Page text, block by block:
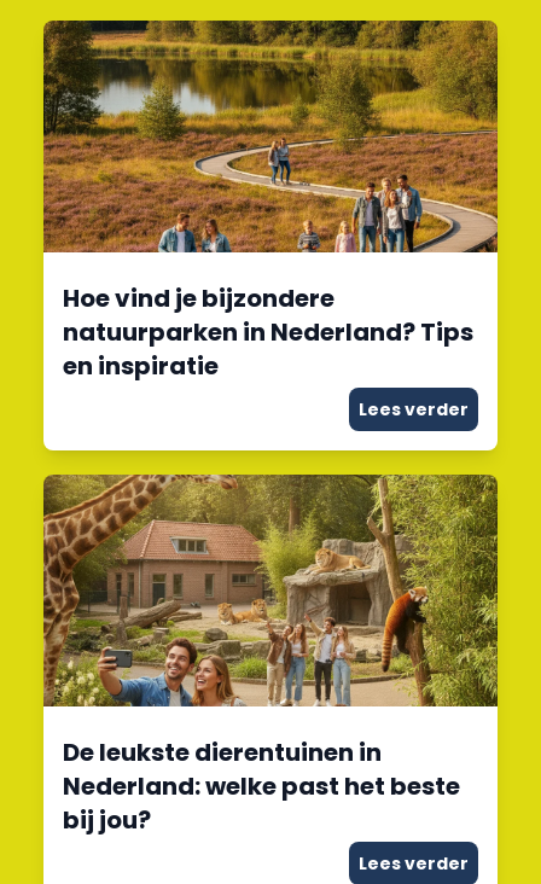
Hoe vind je bijzondere
natuurparken in Nederland? Tips
en inspiratie
Lees verder
De leukste dierentuinen in
Nederland: welke past het beste
bij jou?
Lees verder